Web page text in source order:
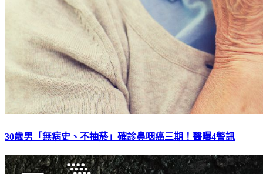
30歲男「無病史、不抽菸」確診鼻咽癌三期！醫曝4警訊